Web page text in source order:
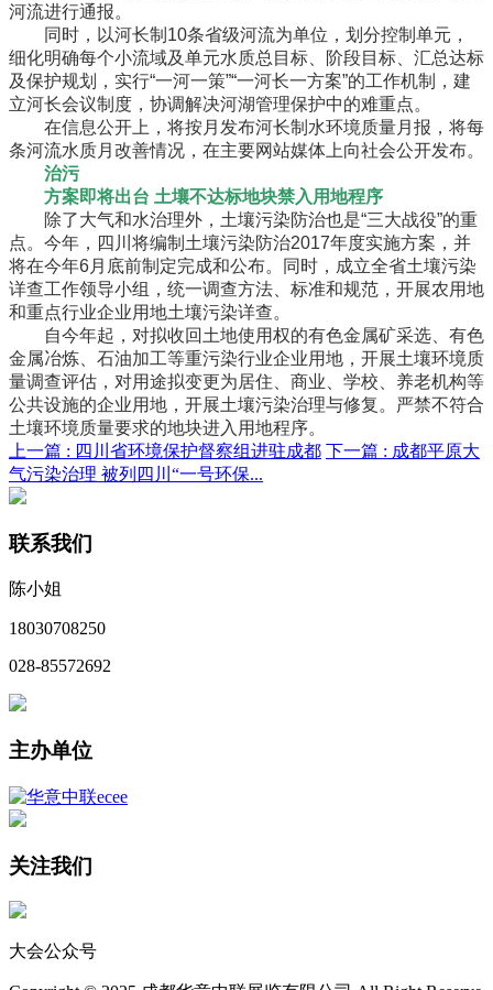
河流进行通报。
同时，以河长制10条省级河流为单位，划分控制单元，
细化明确每个小流域及单元水质总目标、阶段目标、汇总达标
及保护规划，实行“一河一策”“一河长一方案”的工作机制，建
立河长会议制度，协调解决河湖管理保护中的难重点。
在信息公开上，将按月发布河长制水环境质量月报，将每
条河流水质月改善情况，在主要网站媒体上向社会公开发布。
治污
方案即将出台 土壤不达标地块禁入用地程序
除了大气和水治理外，土壤污染防治也是“三大战役”的重
点。今年，四川将编制土壤污染防治2017年度实施方案，并
将在今年6月底前制定完成和公布。同时，成立全省土壤污染
详查工作领导小组，统一调查方法、标准和规范，开展农用地
和重点行业企业用地土壤污染详查。
自今年起，对拟收回土地使用权的有色金属矿采选、有色
金属冶炼、石油加工等重污染行业企业用地，开展土壤环境质
量调查评估，对用途拟变更为居住、商业、学校、养老机构等
公共设施的企业用地，开展土壤污染治理与修复。严禁不符合
土壤环境质量要求的地块进入用地程序。
上一篇 : 四川省环境保护督察组进驻成都 下一篇 : 成都平原大
气污染治理 被列四川“一号环保...
联系我们
陈小姐
18030708250
028-85572692
主办单位
关注我们
大会公众号